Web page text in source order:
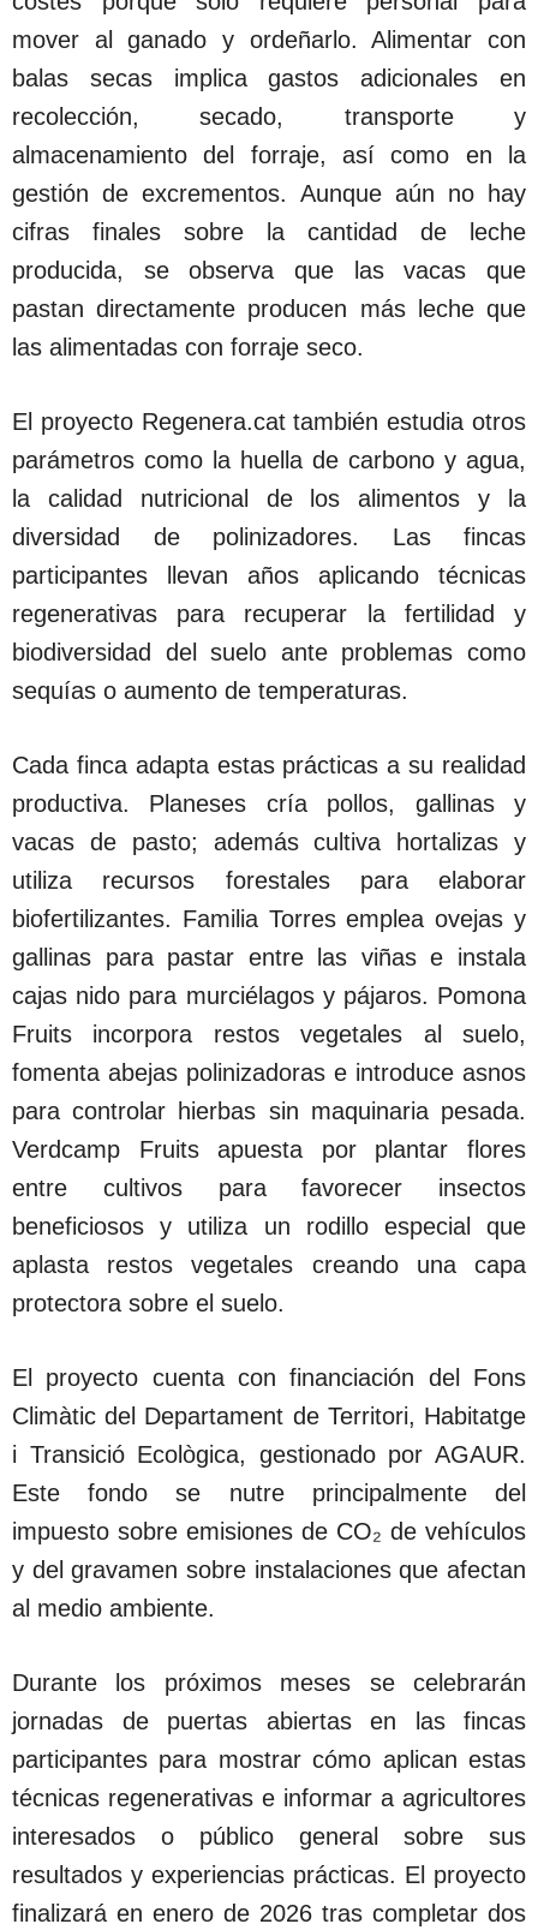
mover al ganado y ordeñarlo. Alimentar con
balas secas implica gastos adicionales en
recolección, secado, transporte y
almacenamiento del forraje, así como en la
gestión de excrementos. Aunque aún no hay
cifras finales sobre la cantidad de leche
producida, se observa que las vacas que
pastan directamente producen más leche que
las alimentadas con forraje seco.
El proyecto Regenera.cat también estudia otros
parámetros como la huella de carbono y agua,
la calidad nutricional de los alimentos y la
diversidad de polinizadores. Las fincas
participantes llevan años aplicando técnicas
regenerativas para recuperar la fertilidad y
biodiversidad del suelo ante problemas como
sequías o aumento de temperaturas.
Cada finca adapta estas prácticas a su realidad
productiva. Planeses cría pollos, gallinas y
vacas de pasto; además cultiva hortalizas y
utiliza recursos forestales para elaborar
biofertilizantes. Familia Torres emplea ovejas y
gallinas para pastar entre las viñas e instala
cajas nido para murciélagos y pájaros. Pomona
Fruits incorpora restos vegetales al suelo,
fomenta abejas polinizadoras e introduce asnos
para controlar hierbas sin maquinaria pesada.
Verdcamp Fruits apuesta por plantar flores
entre cultivos para favorecer insectos
beneficiosos y utiliza un rodillo especial que
aplasta restos vegetales creando una capa
protectora sobre el suelo.
El proyecto cuenta con financiación del Fons
Climàtic del Departament de Territori, Habitatge
i Transició Ecològica, gestionado por AGAUR.
Este fondo se nutre principalmente del
impuesto sobre emisiones de CO₂ de vehículos
y del gravamen sobre instalaciones que afectan
al medio ambiente.
Durante los próximos meses se celebrarán
jornadas de puertas abiertas en las fincas
participantes para mostrar cómo aplican estas
técnicas regenerativas e informar a agricultores
interesados o público general sobre sus
resultados y experiencias prácticas. El proyecto
finalizará en enero de 2026 tras completar dos